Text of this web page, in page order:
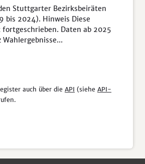
Stuttgarter Bezirksbeiräten
bis 2024). Hinweis Diese
Daten ab 2025
auch über die API (siehe API-